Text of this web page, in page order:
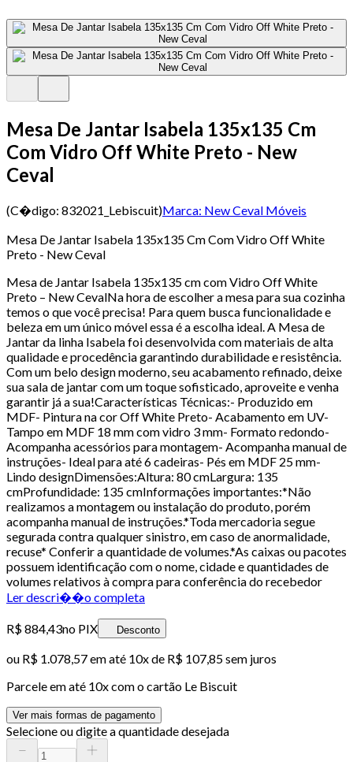
Mesa De Jantar Isabela 135x135 Cm
Com Vidro Off White Preto - New
Ceval
(C�digo: 832021_Lebiscuit)Marca: New Ceval Móveis
Mesa De Jantar Isabela 135x135 Cm Com Vidro Off White
Preto - New Ceval
Mesa de Jantar Isabela 135x135 cm com Vidro Off White
Preto – New CevalNa hora de escolher a mesa para sua cozinha
temos o que você precisa! Para quem busca funcionalidade e
beleza em um único móvel essa é a escolha ideal. A Mesa de
Jantar da linha Isabela foi desenvolvida com materiais de alta
qualidade e procedência garantindo durabilidade e resistência.
Com um belo design moderno, seu acabamento refinado, deixe
sua sala de jantar com um toque sofisticado, aproveite e venha
garantir já a sua!Características Técnicas:- Produzido em
MDF- Pintura na cor Off White Preto- Acabamento em UV-
Tampo em MDF 18 mm com vidro 3 mm- Formato redondo-
Acompanha acessórios para montagem- Acompanha manual de
instruções- Ideal para até 6 cadeiras- Pés em MDF 25 mm-
Lindo designDimensões:Altura: 80 cmLargura: 135
cmProfundidade: 135 cmInformações importantes:*Não
realizamos a montagem ou instalação do produto, porém
acompanha manual de instruções.*Toda mercadoria segue
segurada contra qualquer sinistro, em caso de anormalidade,
recuse* Conferir a quantidade de volumes.*As caixas ou pacotes
possuem identificação com o nome, cidade e quantidades de
volumes relativos à compra para conferência do recebedor
Ler descri��o completa
R$ 884,43no PIX Desconto
ou R$ 1.078,57em até 10x de R$ 107,85 sem juros
Parcele em até 10x com o cartão Le Biscuit
Ver mais formas de pagamento
Selecione ou digite a quantidade desejada